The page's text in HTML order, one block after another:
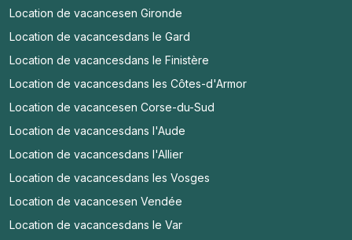
Location de vacancesen Gironde
Location de vacancesdans le Gard
Location de vacancesdans le Finistère
Location de vacancesdans les Côtes-d'Armor
Location de vacancesen Corse-du-Sud
Location de vacancesdans l'Aude
Location de vacancesdans l'Allier
Location de vacancesdans les Vosges
Location de vacancesen Vendée
Location de vacancesdans le Var